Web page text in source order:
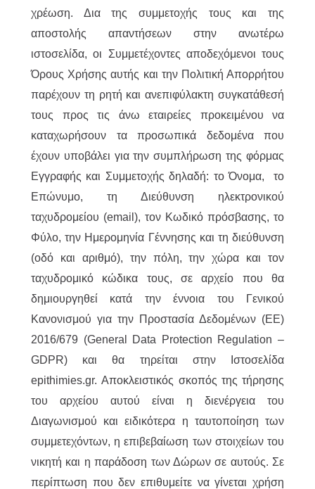
χρέωση. Δια της συμμετοχής τους και της
αποστολής απαντήσεων στην ανωτέρω
ιστοσελίδα, οι Συμμετέχοντες αποδεχόμενοι τους
Όρους Χρήσης αυτής και την Πολιτική Απορρήτου
παρέχουν τη ρητή και ανεπιφύλακτη συγκατάθεσή
τους προς τις άνω εταιρείες προκειμένου να
καταχωρήσουν τα προσωπικά δεδομένα που
έχουν υποβάλει για την συμπλήρωση της φόρμας
Εγγραφής και Συμμετοχής δηλαδή: το Όνομα, το
Επώνυμο, τη Διεύθυνση ηλεκτρονικού
ταχυδρομείου (email), τον Κωδικό πρόσβασης, το
Φύλο, την Ημερομηνία Γέννησης και τη διεύθυνση
(οδό και αριθμό), την πόλη, την χώρα και τον
ταχυδρομικό κώδικα τους, σε αρχείο που θα
δημιουργηθεί κατά την έννοια του Γενικού
Κανονισμού για την Προστασία Δεδομένων (ΕΕ)
2016/679 (General Data Protection Regulation –
GDPR) και θα τηρείται στην Ιστοσελίδα
epithimies.gr. Αποκλειστικός σκοπός της τήρησης
του αρχείου αυτού είναι η διενέργεια του
Διαγωνισμού και ειδικότερα η ταυτοποίηση των
συμμετεχόντων, η επιβεβαίωση των στοιχείων του
νικητή και η παράδοση των Δώρων σε αυτούς. Σε
περίπτωση που δεν επιθυμείτε να γίνεται χρήση